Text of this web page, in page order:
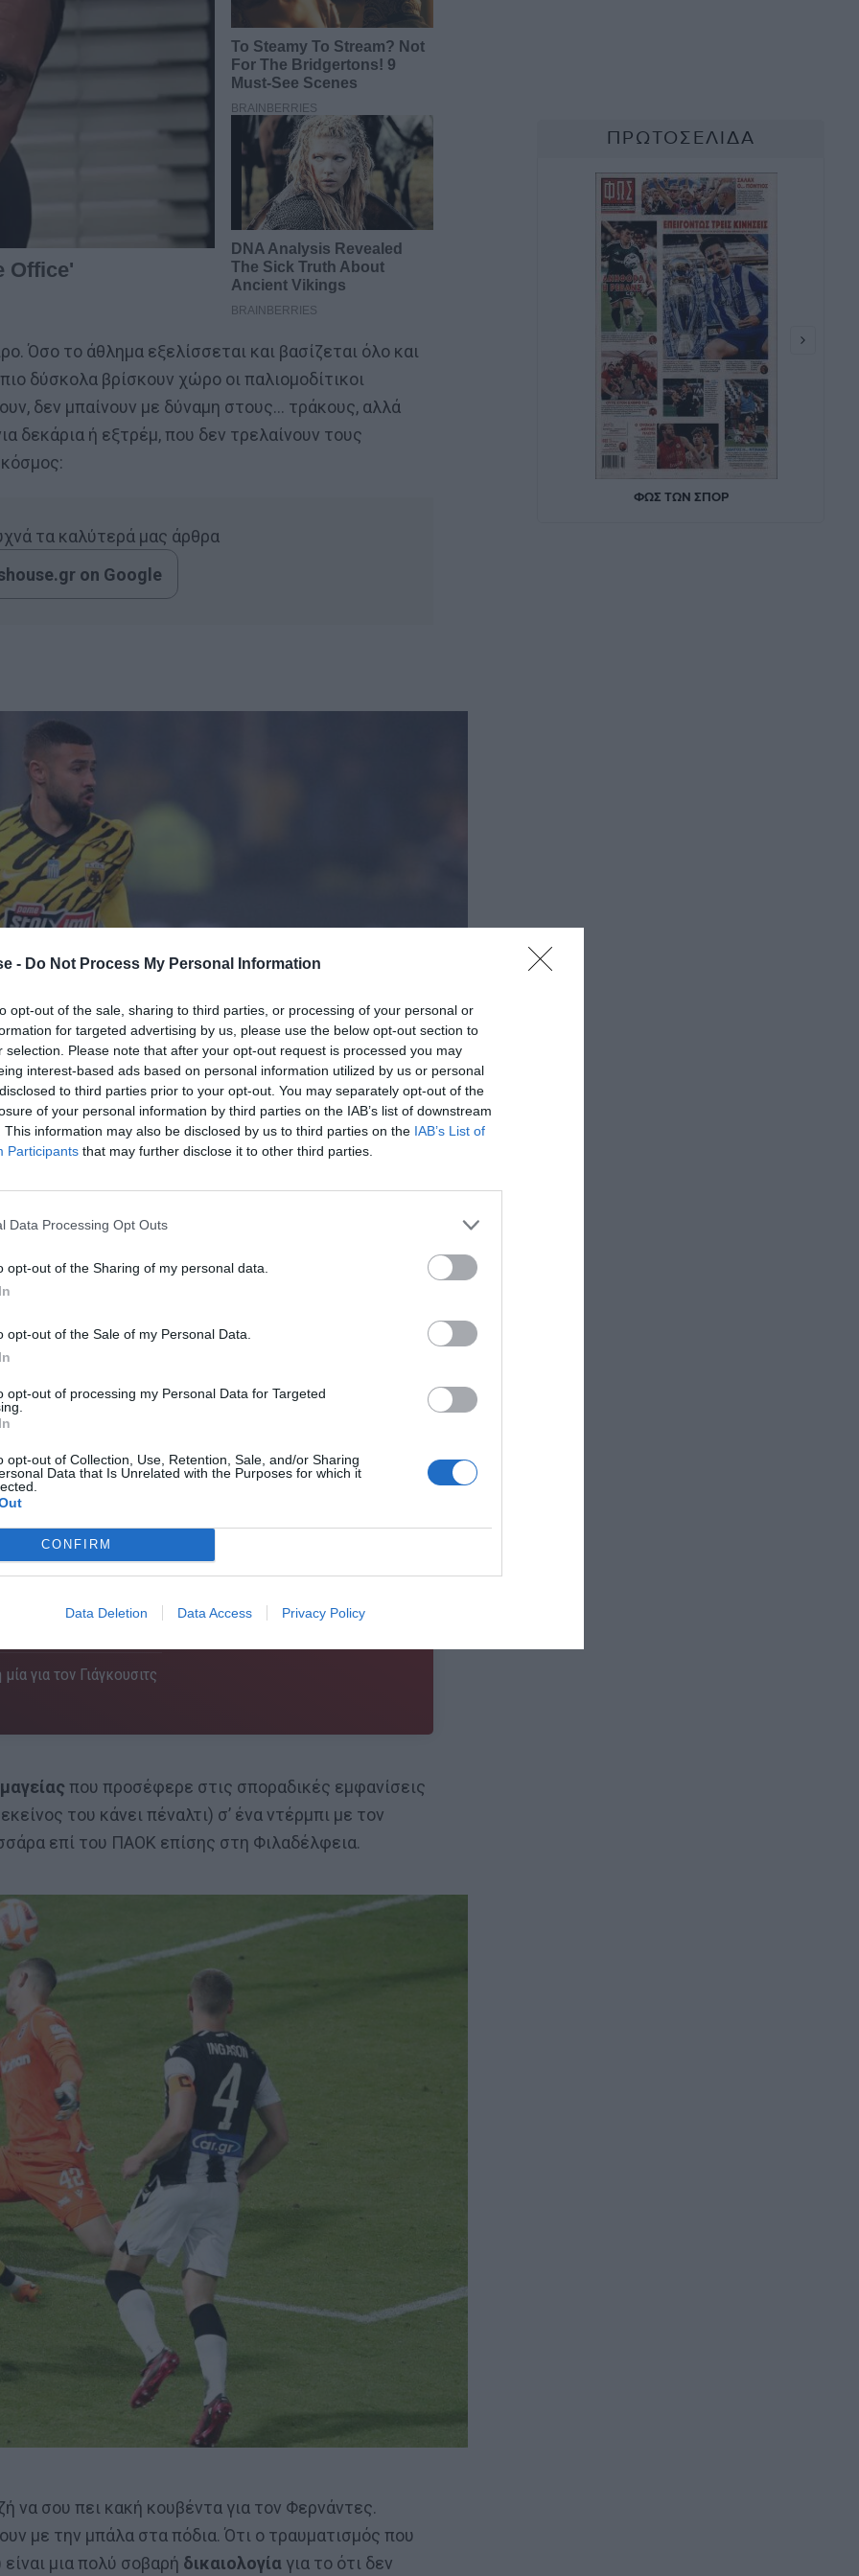
- Do Not Process My Personal Information
opt-out of the sale, sharing to third parties, or processing of your personal or
for targeted advertising by us, please use the below opt-out section to
selection. Please note that after your opt-out request is processed you may
interest-based ads based on personal information utilized by us or personal
to third parties prior to your opt-out. You may separately opt-out of the
of your personal information by third parties on the IAB’s list of downstream
This information may also be disclosed by us to third parties on the IAB’s List of
Participants that may further disclose it to other third parties.
Data Processing Opt Outs
opt-out of the Sharing of my personal data.
opt-out of the Sale of my Personal Data.
opt-out of processing my Personal Data for Targeted
opt-out of Collection, Use, Retention, Sale, and/or Sharing
Data that Is Unrelated with the Purposes for which it
CONFIRM
Data Deletion Data Access Privacy Policy
Όσο το άθλημα εξελίσσεται και βασίζεται όλο και
δύσκολα βρίσκουν χώρο οι παλιομοδίτικοι
δεν μπαίνουν με δύναμη στους… τράκους, αλλά
δεκάρια ή εξτρέμ, που δεν τρελαίνουν τους
τα καλύτερά μας άρθρα
on Google
έκανε τη διαφορά, δεν έγινε σημείο αναφοράς, δεν
προσόντων του. Το στιλ παιχνιδιού του
τον έκαναν (και τον διατηρούν ακόμα και σήμερα)
Κυπέλλου με τον ΠΑΟΚ (το απόλυτο highlight της
μια θέση στην καρδιά τους. Εκείνο το ασύλληπτο
μαεστρικό τρόπο το νταμπλ εκείνης της σεζόν.
για τον Γιάγκουσιτς
μαγείας που προσέφερε στις σποραδικές εμφανίσεις
του κάνει πέναλτι) σ’ ένα ντέρμπι με τον
επί του ΠΑΟΚ επίσης στη Φιλαδέλφεια.
να σου πει κακή κουβέντα για τον Φερνάντες.
με την μπάλα στα πόδια. Ότι ο τραυματισμός που
μια πολύ σοβαρή δικαιολογία για το ότι δεν